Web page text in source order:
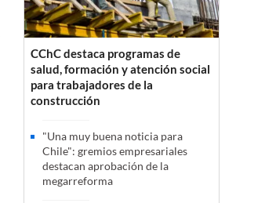
CChC destaca programas de
salud, formación y atención social
para trabajadores de la
construcción
"Una muy buena noticia para
Chile": gremios empresariales
destacan aprobación de la
megarreforma